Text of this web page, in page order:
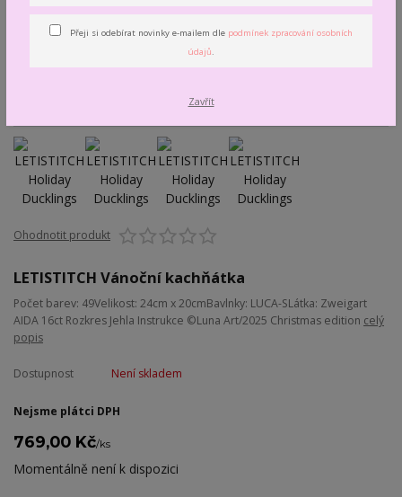
Ducklings L9968
Ohodnotit produkt
LETISTITCH Vánoční kachňátka
Počet barev: 49Velikost: 24cm x 20cmBavlnky: LUCA-SLátka: Zweigart
AIDA 16ct Rozkres Jehla Instrukce ©Luna Art/2025 Christmas edition celý
popis
Dostupnost Není skladem
Nejsme plátci DPH
769,00 Kč/ks
Momentálně není k dispozici
Přeji si odebírat novinky e-mailem dle podmínek zpracování osobních
údajů.
Zavřít